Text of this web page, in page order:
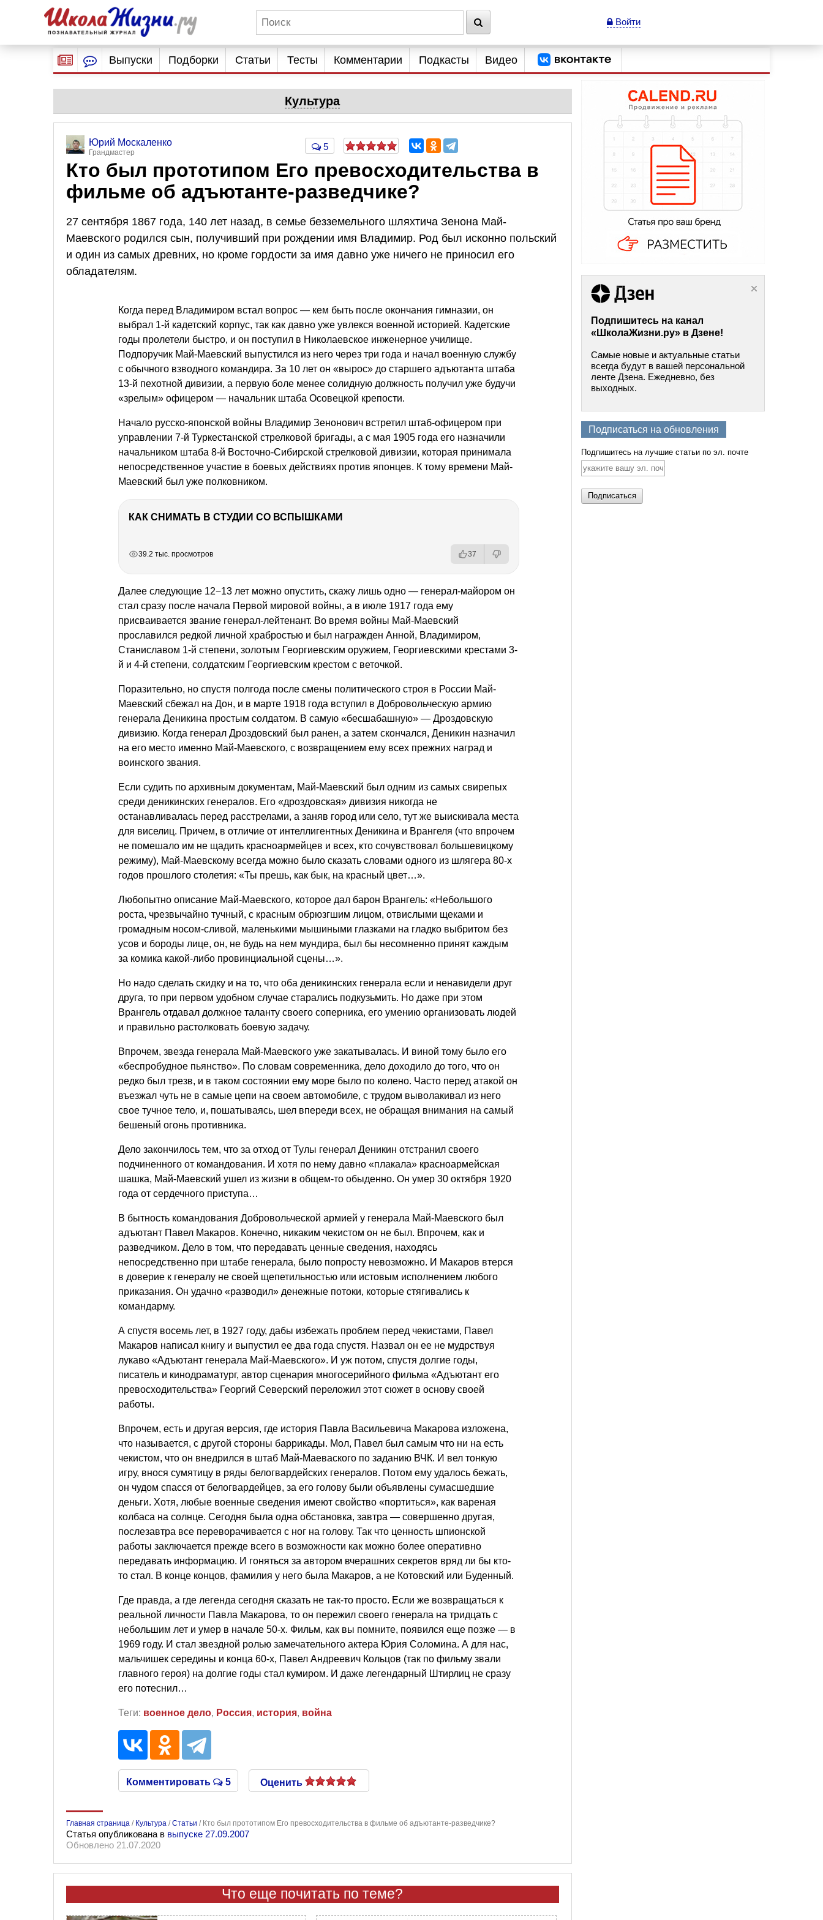
Войти
Выпуски Подборки Статьи Тесты Комментарии Подкасты Видео
Культура
Юрий Москаленко
Грандмастер
5
Кто был прототипом Его превосходительства в
фильме об адъютанте-разведчике?
27 сентября 1867 года, 140 лет назад, в семье безземельного шляхтича Зенона Май-
Маевского родился сын, получивший при рождении имя Владимир. Род был исконно польский
и один из самых древних, но кроме гордости за имя давно уже ничего не приносил его
обладателям.
Когда перед Владимиром встал вопрос — кем быть после окончания гимназии, он
выбрал 1-й кадетский корпус, так как давно уже увлекся военной историей. Кадетские
годы пролетели быстро, и он поступил в Николаевское инженерное училище.
Подпоручик Май-Маевский выпустился из него через три года и начал военную службу
с обычного взводного командира. За 10 лет он «вырос» до старшего адъютанта штаба
13-й пехотной дивизии, а первую боле менее солидную должность получил уже будучи
«зрелым» офицером — начальник штаба Осовецкой крепости.
Начало русско-японской войны Владимир Зенонович встретил штаб-офицером при
управлении 7-й Туркестанской стрелковой бригады, а с мая 1905 года его назначили
начальником штаба 8-й Восточно-Сибирской стрелковой дивизии, которая принимала
непосредственное участие в боевых действиях против японцев. К тому времени Май-
Маевский был уже полковником.
КАК СНИМАТЬ В СТУДИИ СО ВСПЫШКАМИ
39.2 тыс. просмотров 37
Далее следующие 12−13 лет можно опустить, скажу лишь одно — генерал-майором он
стал сразу после начала Первой мировой войны, а в июле 1917 года ему
присваивается звание генерал-лейтенант. Во время войны Май-Маевский
прославился редкой личной храбростью и был награжден Анной, Владимиром,
Станиславом 1-й степени, золотым Георгиевским оружием, Георгиевскими крестами 3-
й и 4-й степени, солдатским Георгиевским крестом с веточкой.
Поразительно, но спустя полгода после смены политического строя в России Май-
Маевский сбежал на Дон, и в марте 1918 года вступил в Добровольческую армию
генерала Деникина простым солдатом. В самую «бесшабашную» — Дроздовскую
дивизию. Когда генерал Дроздовский был ранен, а затем скончался, Деникин назначил
на его место именно Май-Маевского, с возвращением ему всех прежних наград и
воинского звания.
Если судить по архивным документам, Май-Маевский был одним из самых свирепых
среди деникинских генералов. Его «дроздовская» дивизия никогда не
останавливалась перед расстрелами, а заняв город или село, тут же выискивала места
для виселиц. Причем, в отличие от интеллигентных Деникина и Врангеля (что впрочем
не помешало им не щадить красноармейцев и всех, кто сочувствовал большевицкому
режиму), Май-Маевскому всегда можно было сказать словами одного из шлягера 80-х
годов прошлого столетия: «Ты прешь, как бык, на красный цвет…».
Любопытно описание Май-Маевского, которое дал барон Врангель: «Небольшого
роста, чрезвычайно тучный, с красным обрюзгшим лицом, отвислыми щеками и
громадным носом-сливой, маленькими мышиными глазками на гладко выбритом без
усов и бороды лице, он, не будь на нем мундира, был бы несомненно принят каждым
за комика какой-либо провинциальной сцены…».
Но надо сделать скидку и на то, что оба деникинских генерала если и ненавидели друг
друга, то при первом удобном случае старались подкузьмить. Но даже при этом
Врангель отдавал должное таланту своего соперника, его умению организовать людей
и правильно растолковать боевую задачу.
Впрочем, звезда генерала Май-Маевского уже закатывалась. И виной тому было его
«беспробудное пьянство». По словам современника, дело доходило до того, что он
редко был трезв, и в таком состоянии ему море было по колено. Часто перед атакой он
въезжал чуть не в самые цепи на своем автомобиле, с трудом выволакивал из него
свое тучное тело, и, пошатываясь, шел впереди всех, не обращая внимания на самый
бешеный огонь противника.
Дело закончилось тем, что за отход от Тулы генерал Деникин отстранил своего
подчиненного от командования. И хотя по нему давно «плакала» красноармейская
шашка, Май-Маевский ушел из жизни в общем-то обыденно. Он умер 30 октября 1920
года от сердечного приступа…
В бытность командования Добровольческой армией у генерала Май-Маевского был
адъютант Павел Макаров. Конечно, никаким чекистом он не был. Впрочем, как и
разведчиком. Дело в том, что передавать ценные сведения, находясь
непосредственно при штабе генерала, было попросту невозможно. И Макаров втерся
в доверие к генералу не своей щепетильностью или истовым исполнением любого
приказания. Он удачно «разводил» денежные потоки, которые стягивались к
командарму.
А спустя восемь лет, в 1927 году, дабы избежать проблем перед чекистами, Павел
Макаров написал книгу и выпустил ее два года спустя. Назвал он ее не мудрствуя
лукаво «Адъютант генерала Май-Маевского». И уж потом, спустя долгие годы,
писатель и кинодраматург, автор сценария многосерийного фильма «Адъютант его
превосходительства» Георгий Северский переложил этот сюжет в основу своей
работы.
Впрочем, есть и другая версия, где история Павла Васильевича Макарова изложена,
что называется, с другой стороны баррикады. Мол, Павел был самым что ни на есть
чекистом, что он внедрился в штаб Май-Маеваского по заданию ВЧК. И вел тонкую
игру, внося сумятицу в ряды белогвардейских генералов. Потом ему удалось бежать,
он чудом спасся от белогвардейцев, за его голову были объявлены сумасшедшие
деньги. Хотя, любые военные сведения имеют свойство «портиться», как вареная
колбаса на солнце. Сегодня была одна обстановка, завтра — совершенно другая,
послезавтра все переворачивается с ног на голову. Так что ценность шпионской
работы заключается прежде всего в возможности как можно более оперативно
передавать информацию. И гоняться за автором вчерашних секретов вряд ли бы кто-
то стал. В конце концов, фамилия у него была Макаров, а не Котовский или Буденный.
Где правда, а где легенда сегодня сказать не так-то просто. Если же возвращаться к
реальной личности Павла Макарова, то он пережил своего генерала на тридцать с
небольшим лет и умер в начале 50-х. Фильм, как вы помните, появился еще позже — в
1969 году. И стал звездной ролью замечательного актера Юрия Соломина. А для нас,
мальчишек середины и конца 60-х, Павел Андреевич Кольцов (так по фильму звали
главного героя) на долгие годы стал кумиром. И даже легендарный Штирлиц не сразу
его потеснил…
Теги: военное дело, Россия, история, война
Комментировать 5 Оценить
Главная страница / Культура /Статьи / Кто был прототипом Его превосходительства в фильме об адъютанте-разведчике?
Статья опубликована в выпуске 27.09.2007
Обновлено 21.07.2020
Что еще почитать по теме?
Подпишитесь на канал
«ШколаЖизни.ру» в Дзене!
Самые новые и актуальные статьи
всегда будут в вашей персональной
ленте Дзена. Ежедневно, без
выходных.
Подписаться на обновления
Подпишитесь на лучшие статьи по эл. почте